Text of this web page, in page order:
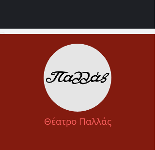
Θέατρο Παλλάς